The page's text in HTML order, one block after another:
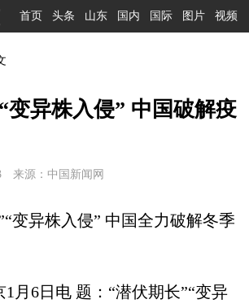
首页 头条 山东 国内 国际 图片 视频
变异株入侵” 中国破解疫
来源：中国新闻网
异株入侵” 中国全力破解冬季
6日电 题：“潜伏期长”“变异